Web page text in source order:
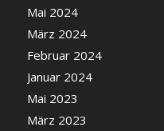
Mai 2024
März 2024
Februar 2024
Januar 2024
Mai 2023
März 2023